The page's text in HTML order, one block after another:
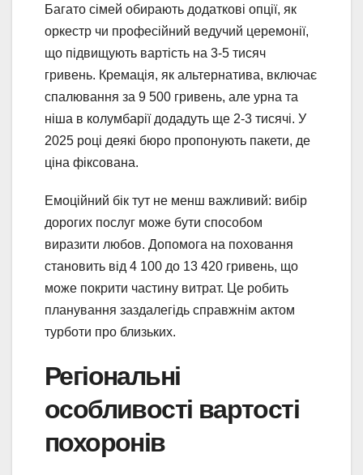
Багато сімей обирають додаткові опції, як
оркестр чи професійний ведучий церемонії,
що підвищують вартість на 3-5 тисяч
гривень. Кремація, як альтернатива, включає
спалювання за 9 500 гривень, але урна та
ніша в колумбарії додадуть ще 2-3 тисячі. У
2025 році деякі бюро пропонують пакети, де
ціна фіксована.
Емоційний бік тут не менш важливий: вибір
дорогих послуг може бути способом
виразити любов. Допомога на поховання
становить від 4 100 до 13 420 гривень, що
може покрити частину витрат. Це робить
планування заздалегідь справжнім актом
турботи про близьких.
Регіональні
особливості вартості
похоронів